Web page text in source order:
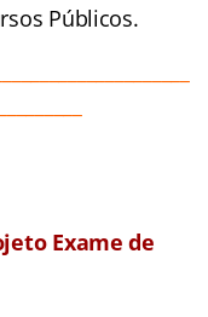
Públicos.
Exame de